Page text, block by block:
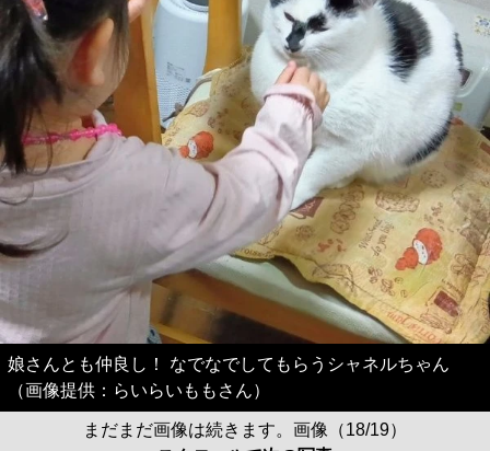
娘さんとも仲良し！ なでなでしてもらうシャネルちゃん
（画像提供：らいらいももさん）
まだまだ画像は続きます。画像（18/19）